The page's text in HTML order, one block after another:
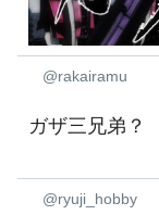
@rakairamu
ガザ三兄弟？
@ryuji_hobby